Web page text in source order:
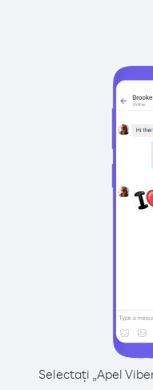
Selectați „Apel